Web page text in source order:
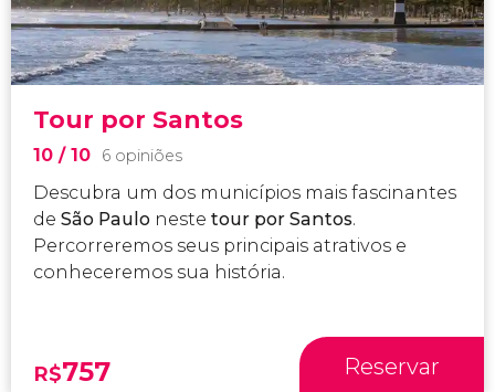
Tour por Santos
10 / 10 6 opiniões
Descubra um dos municípios mais fascinantes
de São Paulo neste tour por Santos.
Percorreremos seus principais atrativos e
conheceremos sua história.
R$757 Reservar